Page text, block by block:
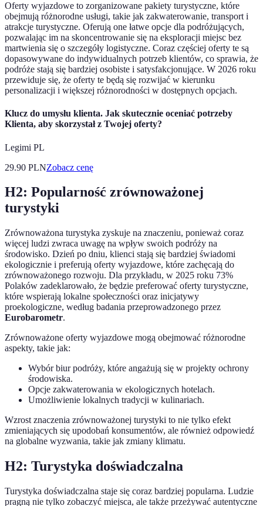
Oferty wyjazdowe to zorganizowane pakiety turystyczne, które
obejmują różnorodne usługi, takie jak zakwaterowanie, transport i
atrakcje turystyczne. Oferują one łatwe opcje dla podróżujących,
pozwalając im na skoncentrowanie się na eksploracji miejsc bez
martwienia się o szczegóły logistyczne. Coraz częściej oferty te są
dopasowywane do indywidualnych potrzeb klientów, co sprawia, że
podróże stają się bardziej osobiste i satysfakcjonujące. W 2026 roku
przewiduje się, że oferty te będą się rozwijać w kierunku
personalizacji i większej różnorodności w dostępnych opcjach.
Klucz do umysłu klienta. Jak skutecznie oceniać potrzeby
Klienta, aby skorzystał z Twojej oferty?
Legimi PL
29.90 PLNZobacz cenę
H2: Popularność zrównoważonej
turystyki
Zrównoważona turystyka zyskuje na znaczeniu, ponieważ coraz
więcej ludzi zwraca uwagę na wpływ swoich podróży na
środowisko. Dzień po dniu, klienci stają się bardziej świadomi
ekologicznie i preferują oferty wyjazdowe, które zachęcają do
zrównoważonego rozwoju. Dla przykładu, w 2025 roku 73%
Polaków zadeklarowało, że będzie preferować oferty turystyczne,
które wspierają lokalne społeczności oraz inicjatywy
proekologiczne, według badania przeprowadzonego przez
Eurobarometr.
Zrównoważone oferty wyjazdowe mogą obejmować różnorodne
aspekty, takie jak:
Wybór biur podróży, które angażują się w projekty ochrony
środowiska.
Opcje zakwaterowania w ekologicznych hotelach.
Umożliwienie lokalnych tradycji w kulinariach.
Wzrost znaczenia zrównoważonej turystyki to nie tylko efekt
zmieniających się upodobań konsumentów, ale również odpowiedź
na globalne wyzwania, takie jak zmiany klimatu.
H2: Turystyka doświadczalna
Turystyka doświadczalna staje się coraz bardziej popularna. Ludzie
pragną nie tylko zobaczyć miejsca, ale także przeżywać autentyczne